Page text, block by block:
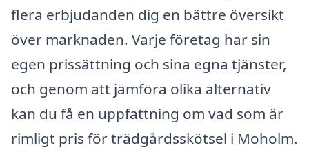
flera erbjudanden dig en bättre översikt
över marknaden. Varje företag har sin
egen prissättning och sina egna tjänster,
och genom att jämföra olika alternativ
kan du få en uppfattning om vad som är
rimligt pris för trädgårdsskötsel i Moholm.